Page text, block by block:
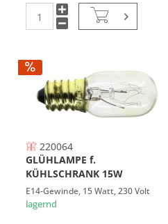
220064
GLÜHLAMPE f.
KÜHLSCHRANK 15W
E14-Gewinde, 15 Watt, 230 Volt
lagernd